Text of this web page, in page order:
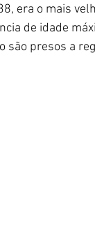
era o mais
de idade
são presos a